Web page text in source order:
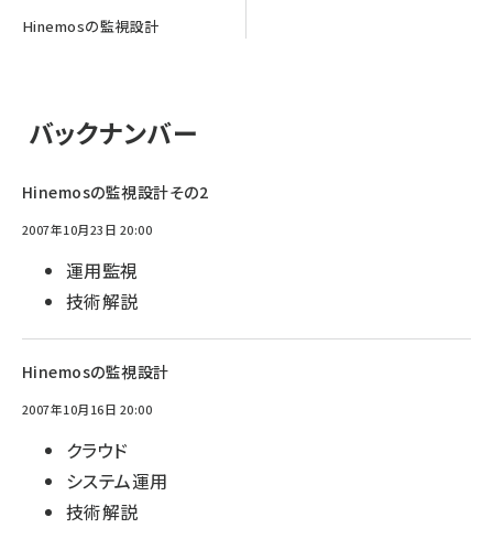
Hinemosの監視設計
バックナンバー
Hinemosの監視設計その2
2007年10月23日 20:00
運用監視
技術解説
Hinemosの監視設計
2007年10月16日 20:00
クラウド
システム運用
技術解説